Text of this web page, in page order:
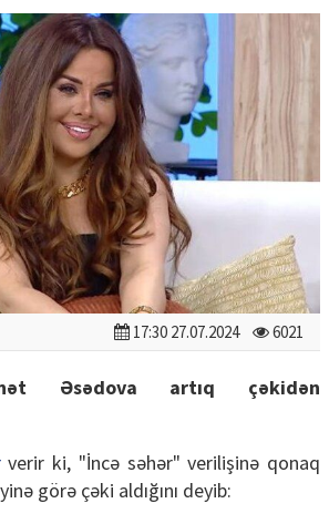
17:30 27.07.2024 6021
Əsədova artıq çəkidən
verir ki, "İncə səhər" verilişinə qonaq
görə çəki aldığını deyib: